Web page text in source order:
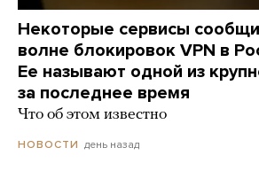
Некоторые сервисы
волне блокировок VPN в
Ее называют одной из
за последнее время
Что об этом известно
НОВОСТИ день назад